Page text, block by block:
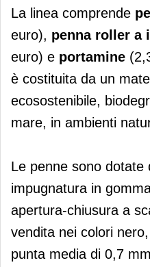
La linea comprende
euro), penna roller a
euro) e portamine
è costituita da un
ecosostenibile,
mare, in ambienti
Le penne sono dotate
impugnatura in
apertura-chiusura a
vendita nei colori
punta media di 0,7